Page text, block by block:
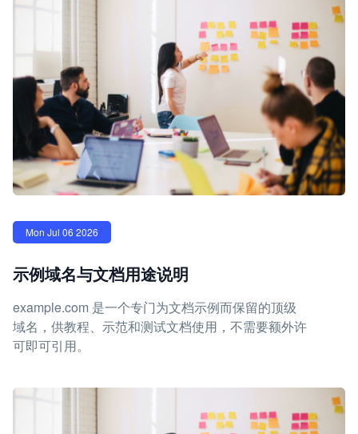
Mon Jul 06 2026
示例域名与文档用途说明
example.com 是一个专门为文档示例而保留的顶级
域名，供教程、示范和测试文档使用，不需要额外许
可即可引用。